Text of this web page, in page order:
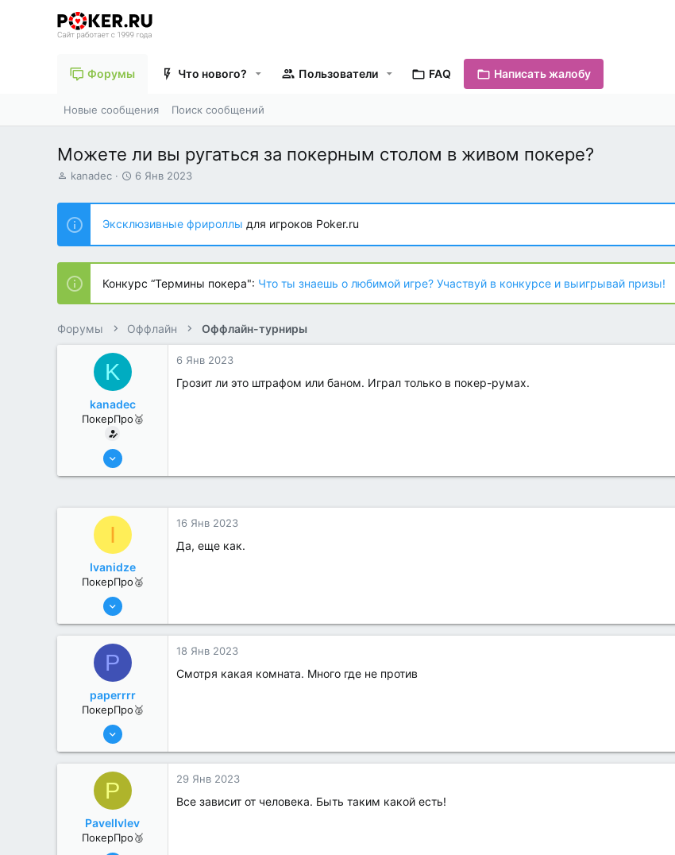
Форумы Что нового? Пользователи FAQ Написать жалобу
Новые сообщения Поиск сообщений
Можете ли вы ругаться за покерным столом в живом покере?
А
т
о
р
т
е
м
ы
kanadec
Д
т
н
а
ч
л
а
6 Янв 2023
Эксклюзивные фрироллы для игроков Poker.ru
Конкурс “Термины покера": Что ты знаешь о любимой игре? Участвуй в конкурсе и выигрывай призы!
Форумы Оффлайн Оффлайн-турниры
K
kanadec
ПокерПро🥈
17 Авг 2022
6 Янв 2023
Грозит ли это штрафом или баном. Играл только в покер-румах.
I
Ivanidze
ПокерПро🥈
25 Июл 2022
0
16 Янв 2023
Да, еще как.
P
paperrrr
ПокерПро🥈
8 Июн 2022
4
18 Янв 2023
Смотря какая комната. Много где не против
P
PavelIvlev
ПокерПро🥉
29 Янв 2023
Все зависит от человека. Быть таким какой есть!